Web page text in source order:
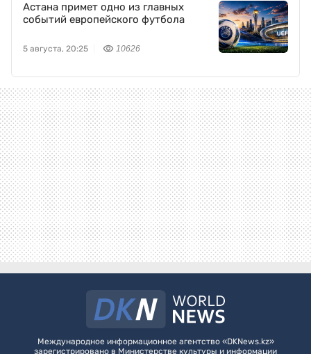
Астана примет одно из главных
событий европейского футбола
5 августа, 20:25 10626
Международное информационное агентство «DKNews.kz»
зарегистрировано в Министерстве культуры и информации